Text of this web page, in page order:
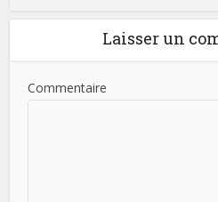
Laisser un
Commentaire